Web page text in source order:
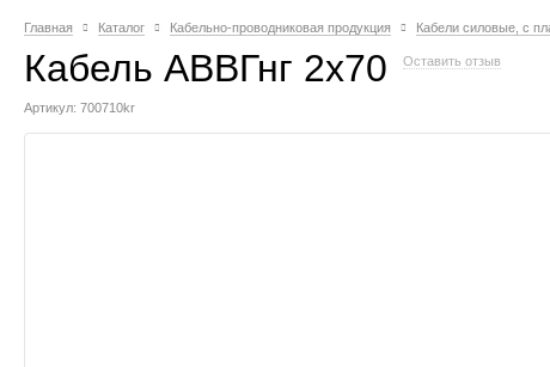
Главная Каталог Кабельно-проводниковая продукция Кабели силовые, с
Кабель АВВГнг 2х70 Оставить отзыв
Артикул: 700710kr